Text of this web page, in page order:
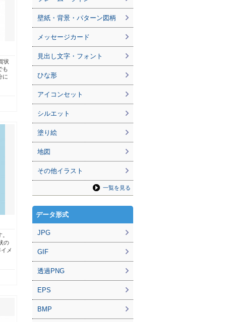
状
も
に
⠀
の
メ
壁紙・背景・パターン図柄
メッセージカード
見出し文字・フォント
ひな形
アイコンセット
シルエット
塗り絵
地図
その他イラスト
一覧を見る
データ形式
JPG
GIF
透過PNG
EPS
BMP